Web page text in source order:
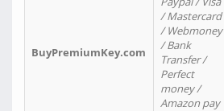
BuyPremiumKey.com
/ Mastercard
/ Webmoney
/ Bank
Transfer /
Perfect
money /
Amazon pay